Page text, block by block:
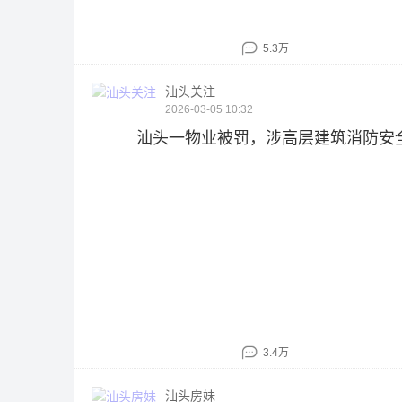
5.3万
汕头关注
2026-03-05 10:32
汕头一物业被罚，涉高层建筑消防安
3.4万
汕头房妹